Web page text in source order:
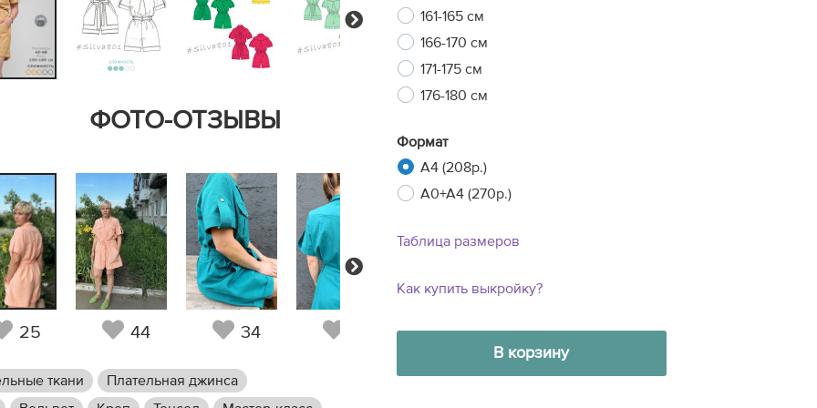
Next
161-165 см
166-170 см
171-175 см
176-180 см
Формат
A4 (208р.)
A0+A4 (270р.)
Таблица размеров
Как купить выкройку?
В корзину
ФОТО-ОТЗЫВЫ
25 44 34 38 52
Next
ткани
Плательная джинса